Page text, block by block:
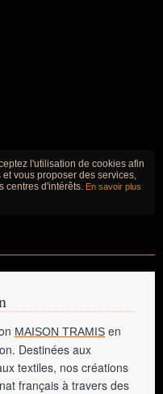
l'utilisation de cookies afin
vous proposer des services,
centres d'intérêts. En savoir plus
MAISON TRAMIS en
Destinées aux
textiles, nos créations
français à travers des